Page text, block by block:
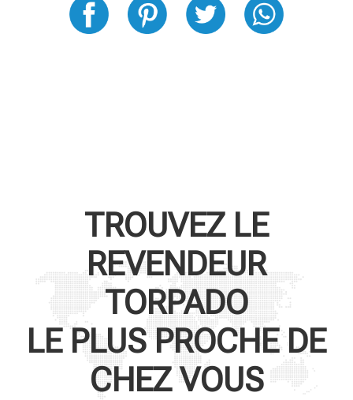
TROUVEZ LE
REVENDEUR
TORPADO
LE PLUS PROCHE DE
CHEZ VOUS